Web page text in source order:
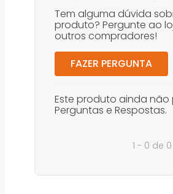
Tem alguma dúvida
produto? Pergunte ao
outros compradores!
FAZER PERGUNTA
Este produto ainda não
Perguntas e Respostas.
1 - 0 de 0